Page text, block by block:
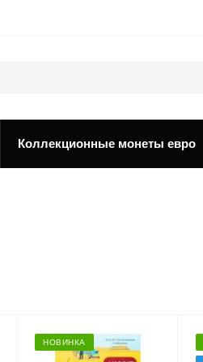
Коллекционные монеты евро
НОВИНКА